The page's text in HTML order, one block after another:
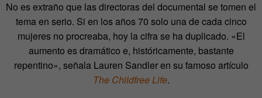
No es extraño que las directoras del documental se tomen el
tema en serio. Si en los años 70 solo una de cada cinco
mujeres no procreaba, hoy la cifra se ha duplicado. «El
aumento es dramático e, históricamente, bastante
repentino», señala Lauren Sandler en su famoso artículo
The Childfree Life.